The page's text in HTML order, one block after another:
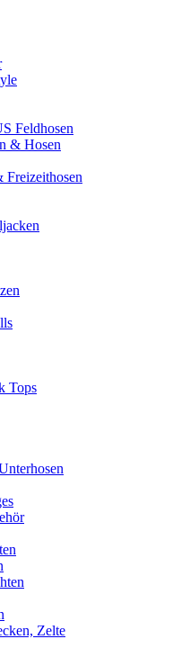
Feldhosen
& Hosen
Freizeithosen
Tops
Zelte